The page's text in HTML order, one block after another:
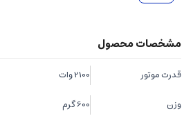
7. **قابل حمل و استفاده در سفر**:
این سشوار با وزن سبک و ابعاد کوچک، مناسب
و به کاربر اجازه می‌دهد موهایشان را همواره به
قدرت موتور 2100 وات
وزن 600 گرم